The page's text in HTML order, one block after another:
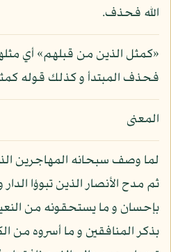
الله فحذف.
«كمثل الذين من قبلهم» أي
فحذف المبتدأ و كذلك قوله
المعنى
لما وصف سبحانه المهاجرين
ثم مدح الأنصار الذين تبوؤا الدار
بإحسان و ما يستحقونه من
بذكر المنافقين و ما أسروه من